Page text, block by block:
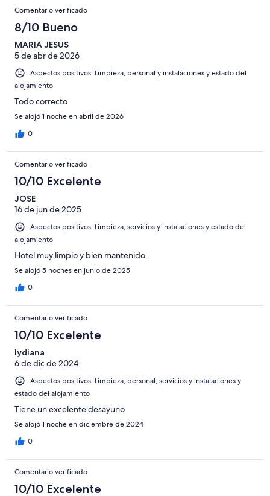
Comentario verificado
8/10 Bueno
MARIA JESUS
5 de abr de 2026
Aspectos positivos: Limpieza, personal y instalaciones y estado del
alojamiento
Todo correcto
Se alojó 1 noche en abril de 2026
0
Comentario verificado
10/10 Excelente
JOSE
16 de jun de 2025
Aspectos positivos: Limpieza, servicios y instalaciones y estado del
alojamiento
Hotel muy limpio y bien mantenido
Se alojó 5 noches en junio de 2025
0
Comentario verificado
10/10 Excelente
lydiana
6 de dic de 2024
Aspectos positivos: Limpieza, personal, servicios y instalaciones y
estado del alojamiento
Tiene un excelente desayuno
Se alojó 1 noche en diciembre de 2024
0
Comentario verificado
10/10 Excelente